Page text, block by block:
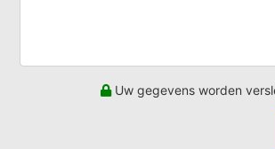
Uw gegevens worden